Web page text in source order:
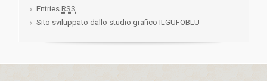
Entries RSS
Sito sviluppato dallo studio grafico ILGUFOBLU